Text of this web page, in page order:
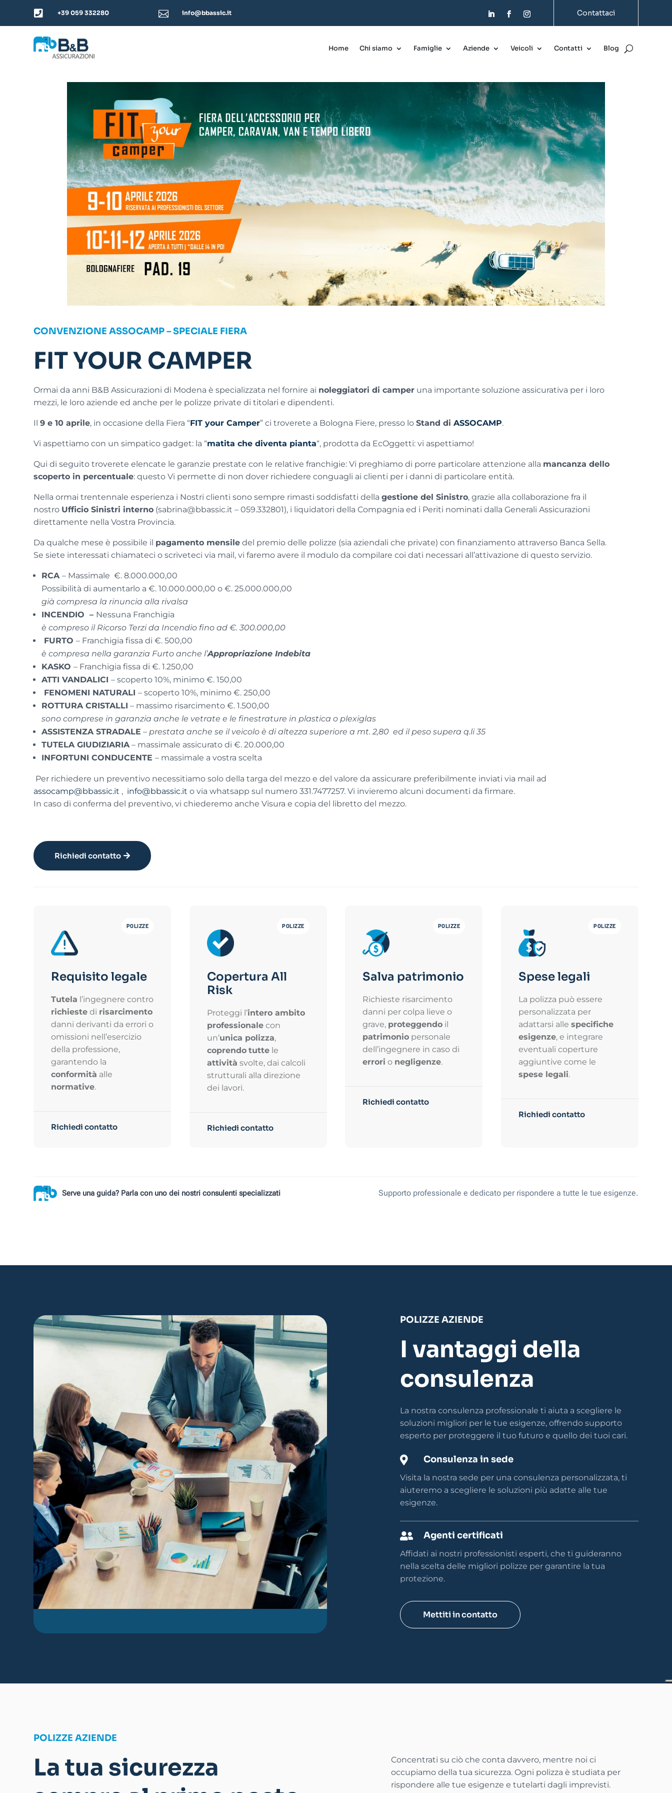
 +39 059 332280  info@bbassic.it Contattaci
Home Chi siamo Famiglie Aziende Veicoli Contatti Blog
CONVENZIONE ASSOCAMP – SPECIALE FIERA
FIT YOUR CAMPER
Ormai da anni B&B Assicurazioni di Modena è specializzata nel fornire ai noleggiatori di camper una importante soluzione assicurativa per i loro
mezzi, le loro aziende ed anche per le polizze private di titolari e dipendenti.
Il9 e 10 aprile, in occasione della Fiera “FIT your Camper” ci troverete a Bologna Fiere, presso loStand diASSOCAMP.
Vi aspettiamo con un simpatico gadget: la “matita che diventa pianta“, prodotta da EcOggetti: vi aspettiamo!
Qui di seguito troverete elencate le garanzie prestate con le relative franchigie: Vi preghiamo di porre particolare attenzione alla mancanza dello
scoperto in percentuale: questo Vi permette di non dover richiedere conguagli ai clienti per i danni di particolare entità.
Nella ormai trentennale esperienza i Nostri clienti sono sempre rimasti soddisfatti dellagestione del Sinistro, grazie alla collaborazione fra il
nostro Ufficio Sinistri interno (sabrina@bbassic.it – 059.332801), i liquidatori della Compagnia ed i Periti nominati dalla Generali Assicurazioni
direttamente nella Vostra Provincia.
Da qualche mese è possibile il pagamento mensile del premio delle polizze (sia aziendali che private) con finanziamento attraverso Banca Sella.
Se siete interessati chiamateci o scriveteci via mail, vi faremo avere il modulo da compilare coi dati necessari all’attivazione di questo servizio.
RCA– Massimale €. 8.000.000,00
Possibilità di aumentarlo a €. 10.000.000,00 o €. 25.000.000,00
già compresa la rinuncia alla rivalsa
INCENDIO – Nessuna Franchigia
è compreso il Ricorso Terzi da Incendio fino ad €. 300.000,00
FURTO– Franchigia fissa di €. 500,00
è compresa nella garanzia Furto anche l’Appropriazione Indebita
KASKO– Franchigia fissa di €. 1.250,00
ATTI VANDALICI– scoperto 10%, minimo €. 150,00
FENOMENI NATURALI– scoperto 10%, minimo €. 250,00
ROTTURA CRISTALLI – massimo risarcimento €. 1.500,00
sono comprese in garanzia anche le vetrate e le finestrature in plastica o plexiglas
ASSISTENZA STRADALE –prestata anche se il veicolo è di altezza superiore a mt. 2,80 ed il peso supera q.li 35
TUTELA GIUDIZIARIA– massimale assicurato di €. 20.000,00
INFORTUNI CONDUCENTE– massimale a vostra scelta
Per richiedere un preventivo necessitiamo solo della targa del mezzo e del valore da assicurare preferibilmente inviati via mail ad
assocamp@bbassic.it , info@bbassic.it o via whatsapp sul numero 331.7477257. Vi invieremo alcuni documenti da firmare.
In caso di conferma del preventivo, vi chiederemo anche Visura e copia del libretto del mezzo.
Richiedi contatto
POLIZZE
Requisito legale
Tutela l’ingegnere contro
richieste di risarcimento
danni derivanti da errori o
omissioni nell’esercizio
della professione,
garantendo la
conformità alle
normative.
Richiedi contatto
POLIZZE
Copertura All
Risk
Proteggi l’intero ambito
professionalecon
un’unica polizza,
coprendo tuttele
attività svolte, dai calcoli
strutturali alla direzione
dei lavori.
Richiedi contatto
POLIZZE
Salva patrimonio
Richieste risarcimento
danni per colpa lieve o
grave, proteggendo il
patrimonio personale
dell’ingegnere in caso di
errori o negligenze.
Richiedi contatto
POLIZZE
Spese legali
La polizza può essere
personalizzata per
adattarsi alle specifiche
esigenze, e integrare
eventuali coperture
aggiuntive come le
spese legali.
Richiedi contatto
Serve una guida? Parla con uno dei nostri consulenti specializzati Supporto professionale e dedicato per rispondere a tutte le tue esigenze.
POLIZZE AZIENDE
I vantaggi della
consulenza
La nostra consulenza professionale ti aiuta a scegliere le
soluzioni migliori per le tue esigenze, offrendo supporto
esperto per proteggere il tuo futuro e quello dei tuoi cari.
 Consulenza in sede
Visita la nostra sede per una consulenza personalizzata, ti
aiuteremo a scegliere le soluzioni più adatte alle tue
esigenze.
 Agenti certificati
Affidati ai nostri professionisti esperti, che ti guideranno
nella scelta delle migliori polizze per garantire la tua
protezione.
Mettiti in contatto
POLIZZE AZIENDE
La tua sicurezza
Concentrati su ciò che conta davvero, mentre noi ci
occupiamo della tua sicurezza. Ogni polizza è studiata per
rispondere alle tue esigenze e tutelarti dagli imprevisti.